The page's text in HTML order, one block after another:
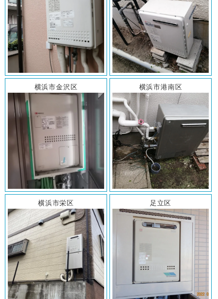
横浜市金沢区 横浜市港南区
横浜市栄区 足立区